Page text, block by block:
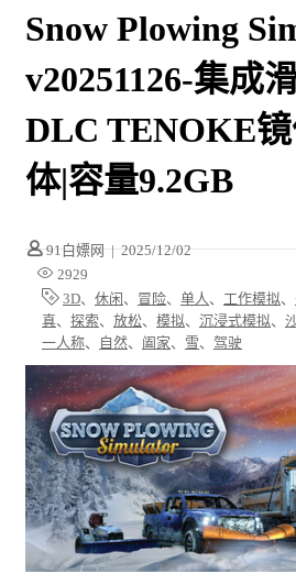
Snow Plowing
v20251126-集成
DLC TENOKE
体|容量9.2GB
91白嫖网 | 2025/12/02
2929
3D、 休闲 、 冒险、 单人 、 工作模拟、
真、 探索、 放松、 模拟、 沉浸式模拟、
一人称、 自然、 阖家、 雪、 驾驶